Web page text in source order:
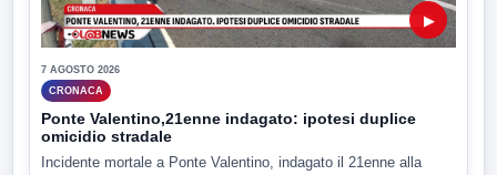
▶
7 AGOSTO 2026
CRONACA
Ponte Valentino,21enne indagato: ipotesi duplice
omicidio stradale
Incidente mortale a Ponte Valentino, indagato il 21enne alla